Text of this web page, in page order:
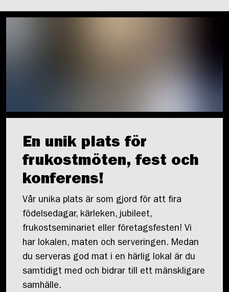
En unik plats för
frukostmöten, fest och
konferens!
Vår unika plats är som gjord för att fira
födelsedagar, kärleken, jubileet,
frukostseminariet eller företagsfesten! Vi
har lokalen, maten och serveringen. Medan
du serveras god mat i en härlig lokal är du
samtidigt med och bidrar till ett mänskligare
samhälle.